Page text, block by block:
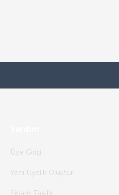
Üye Girişi
Yeni Üyelik Oluştur
Sipariş Takibi